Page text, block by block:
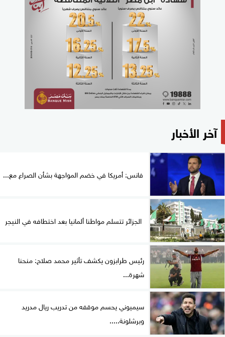
آخر الأخبار
فانس: أمريكا في خضم المواجهة بشأن الصراع مع...
الجزائر تتسلم مواطنا ألمانيا بعد اختطافه في النيجر
رئيس طرابزون يكشف تأثير محمد صلاح: منحنا
شهرة...
سيميوني يحسم موقفه من تدريب ريال مدريد
وبرشلونة.....